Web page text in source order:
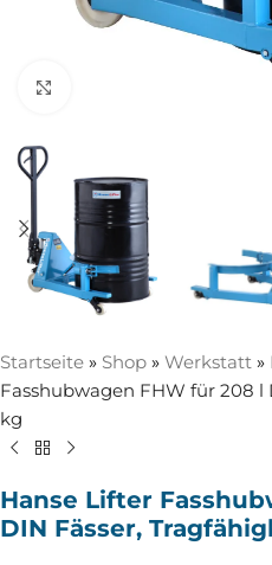
Zum Vergrößern
Startseite » Shop » Werkstatt »
Fasshubwagen FHW für 208 l
kg
Hanse Lifter
DIN Fässer,